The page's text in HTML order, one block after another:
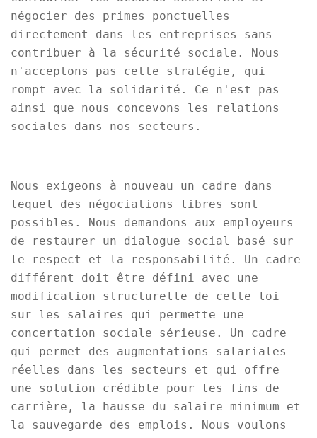
négocier des primes ponctuelles
directement dans les entreprises sans
contribuer à la sécurité sociale. Nous
n'acceptons pas cette stratégie, qui
rompt avec la solidarité. Ce n'est pas
ainsi que nous concevons les relations
sociales dans nos secteurs.
Nous exigeons à nouveau un cadre dans
lequel des négociations libres sont
possibles. Nous demandons aux employeurs
de restaurer un dialogue social basé sur
le respect et la responsabilité. Un cadre
différent doit être défini avec une
modification structurelle de cette loi
sur les salaires qui permette une
concertation sociale sérieuse. Un cadre
qui permet des augmentations salariales
réelles dans les secteurs et qui offre
une solution crédible pour les fins de
carrière, la hausse du salaire minimum et
la sauvegarde des emplois. Nous voulons